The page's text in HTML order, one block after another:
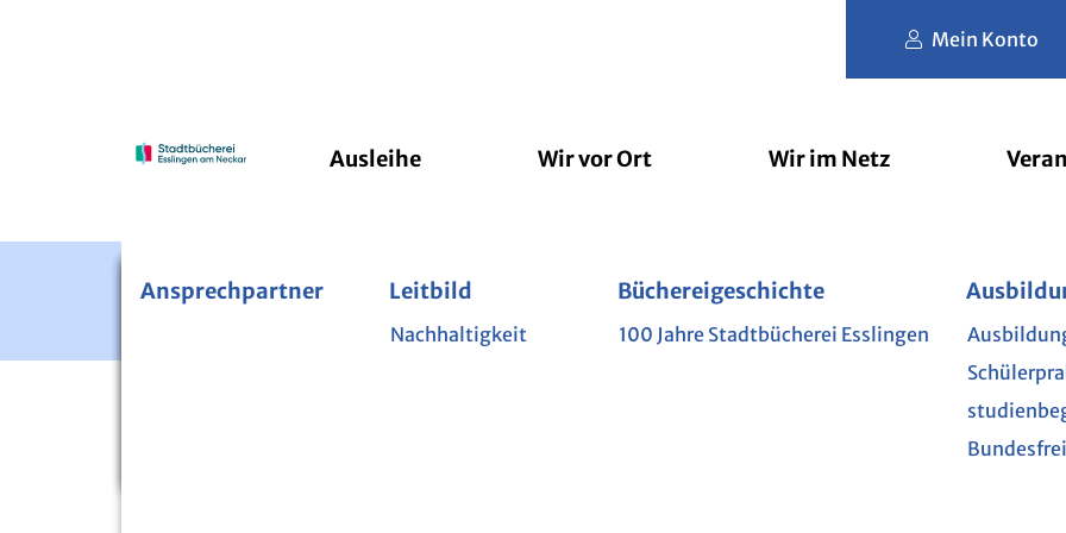
Mein Konto
Ausleihe
Nutzungs- und
Wir vor Ort
Bücherei im Pfleghof Kinderbibliothek
Über die Kinderbibliothek
Jugendbücherei Schule
Wir im Netz
24/7 Onleihe PressReader Filmfriend Brockhaus Phase
Erlesene Orte lesart
Ansprechpartner Leitbild
Nachhaltigkeit
Büchereigeschichte
100 Jahre Stadtbücherei Esslingen